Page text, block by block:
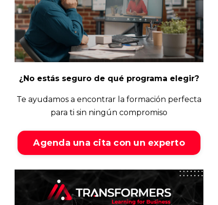
¿No estás seguro de qué programa elegir?
Te ayudamos a encontrar la formación perfecta
para ti sin ningún compromiso
Agenda una cita con un experto